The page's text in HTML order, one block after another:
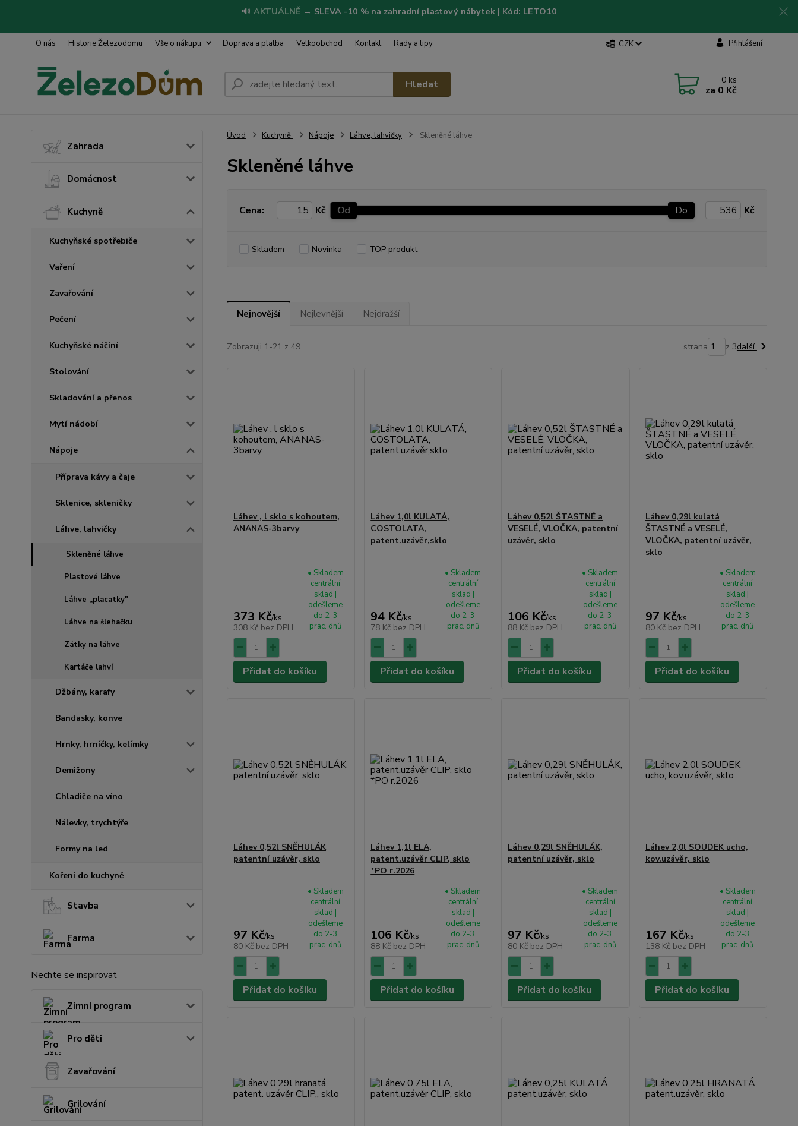
🔊 AKTUÁLNĚ → SLEVA -10 % na zahradní plastový nábytek | Kód: LETO10
O nás Historie Železodomu Vše o nákupu Doprava a platba Velkoobchod Kontakt Rady a tipy CZK Přihlášení
Hledat 0 ks
za 0 Kč
Zahrada
Domácnost
Kuchyně
Kuchyňské spotřebiče
Vaření
Zavařování
Pečení
Kuchyňské náčiní
Stolování
Skladování a přenos
Mytí nádobí
Nápoje
Příprava kávy a čaje
Sklenice, skleničky
Láhve, lahvičky
Skleněné láhve
Plastové láhve
Láhve ,,placatky"
Láhve na šlehačku
Zátky na láhve
Kartáče lahví
Džbány, karafy
Bandasky, konve
Hrnky, hrníčky, kelímky
Demižony
Chladiče na víno
Nálevky, trychtýře
Formy na led
Koření do kuchyně
Stavba
Farma
Nechte se inspirovat
Zimní program
Pro děti
Zavařování
Grilování
Úvod Kuchyně Nápoje Láhve, lahvičky Skleněné láhve
Skleněné láhve
Cena: Kč Od Do Kč
Skladem Novinka TOP produkt
Nejnovější Nejlevnější Nejdražší
Zobrazuji 1-21 z 49 strana z 3další
Láhev , l sklo s kohoutem,
ANANAS-3barvy
373 Kč/ks
308 Kč bez DPH
• Skladem
centrální
sklad |
odešleme
do 2-3
prac. dnů
Přidat do košíku
Láhev 1,0l KULATÁ,
COSTOLATA,
patent.uzávěr,sklo
94 Kč/ks
78 Kč bez DPH
• Skladem
centrální
sklad |
odešleme
do 2-3
prac. dnů
Přidat do košíku
Láhev 0,52l ŠTASTNÉ a
VESELÉ, VLOČKA, patentní
uzávěr, sklo
106 Kč/ks
88 Kč bez DPH
• Skladem
centrální
sklad |
odešleme
do 2-3
prac. dnů
Přidat do košíku
Láhev 0,29l kulatá
ŠTASTNÉ a VESELÉ,
VLOČKA, patentní uzávěr,
sklo
97 Kč/ks
80 Kč bez DPH
• Skladem
centrální
sklad |
odešleme
do 2-3
prac. dnů
Přidat do košíku
Láhev 0,52l SNĚHULÁK
patentní uzávěr, sklo
97 Kč/ks
80 Kč bez DPH
• Skladem
centrální
sklad |
odešleme
do 2-3
prac. dnů
Přidat do košíku
Láhev 1,1l ELA,
patent.uzávěr CLIP, sklo
*PO r.2026
106 Kč/ks
88 Kč bez DPH
• Skladem
centrální
sklad |
odešleme
do 2-3
prac. dnů
Přidat do košíku
Láhev 0,29l SNĚHULÁK,
patentní uzávěr, sklo
97 Kč/ks
80 Kč bez DPH
• Skladem
centrální
sklad |
odešleme
do 2-3
prac. dnů
Přidat do košíku
Láhev 2,0l SOUDEK ucho,
kov.uzávěr, sklo
167 Kč/ks
138 Kč bez DPH
• Skladem
centrální
sklad |
odešleme
do 2-3
prac. dnů
Přidat do košíku